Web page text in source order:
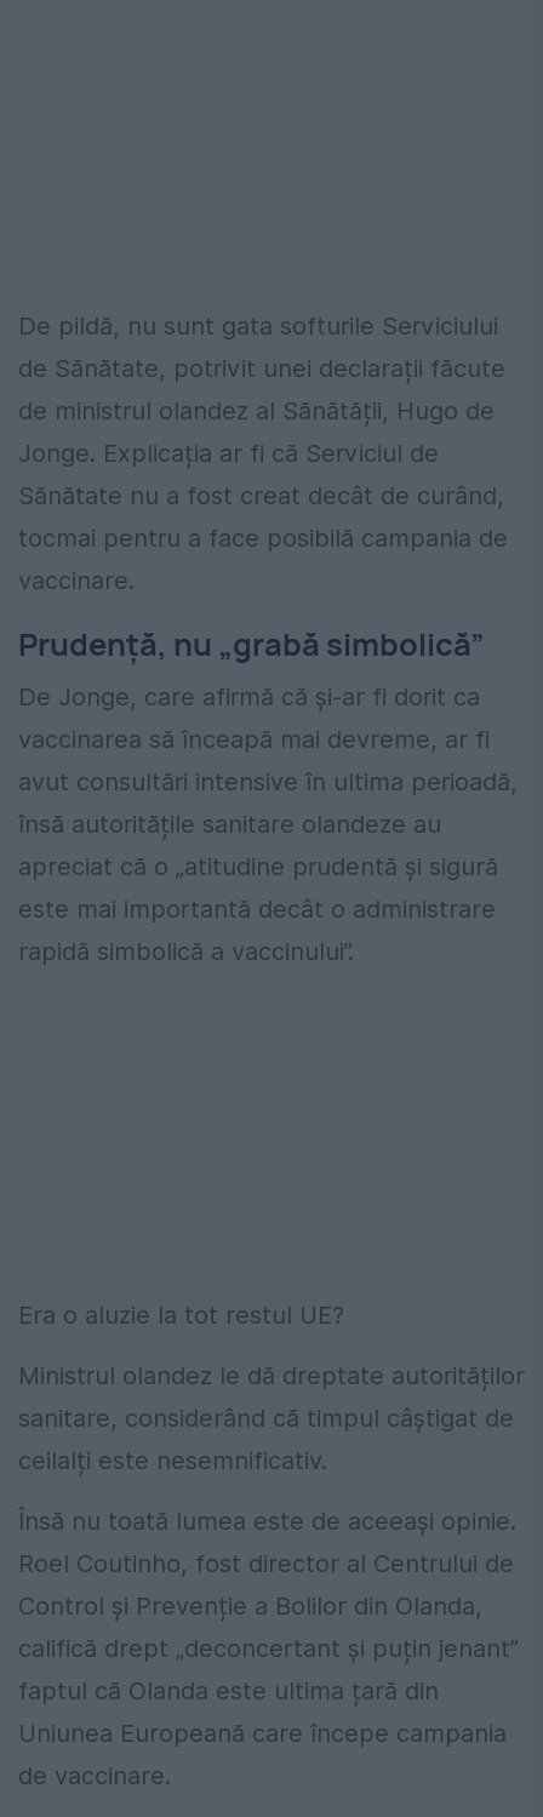
De pildă, nu sunt gata softurile Serviciului
de Sănătate, potrivit unei declarații făcute
de ministrul olandez al Sănătății, Hugo de
Jonge. Explicația ar fi că Serviciul de
Sănătate nu a fost creat decât de curând,
tocmai pentru a face posibilă campania de
vaccinare.
Prudență, nu „grabă simbolică”
De Jonge, care afirmă că și-ar fi dorit ca
vaccinarea să înceapă mai devreme, ar fi
avut consultări intensive în ultima perioadă,
însă autoritățile sanitare olandeze au
apreciat că o „atitudine prudentă și sigură
este mai importantă decât o administrare
rapidă simbolică a vaccinului”.
Era o aluzie la tot restul UE?
Ministrul olandez le dă dreptate autorităților
sanitare, considerând că timpul câștigat de
ceilalți este nesemnificativ.
Însă nu toată lumea este de aceeași opinie.
Roel Coutinho, fost director al Centrului de
Control și Prevenție a Bolilor din Olanda,
califică drept „deconcertant și puțin jenant”
faptul că Olanda este ultima țară din
Uniunea Europeană care începe campania
de vaccinare.